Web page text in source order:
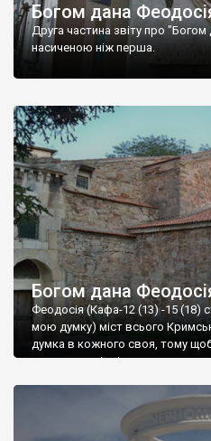
Богом дана
Друга частина звіту про
насиченою ніж перша.
Богом дана
Феодосія (Кафа-12 (13) -15 (18)
мою думку) міст всього
думка в кожного своя, тому
запрошую відвідати це